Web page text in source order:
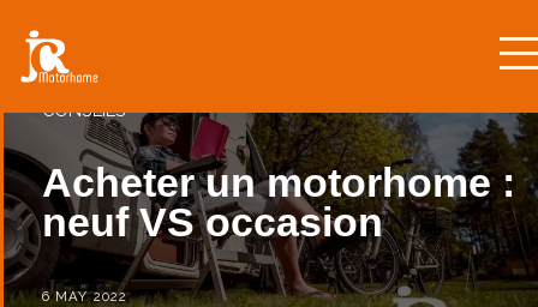
CONSEILS
Acheter un motorhome :
neuf VS occasion
6 MAY 2022